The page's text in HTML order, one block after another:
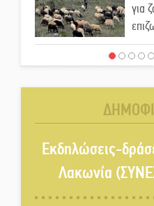
για
Η
Ένα
Τα
Εκδηλώσεις-
Λακωνία